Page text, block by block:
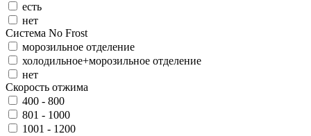
есть
нет
Система No Frost
морозильное отделение
холодильное+морозильное отделение
нет
Скорость отжима
400 - 800
801 - 1000
1001 - 1200